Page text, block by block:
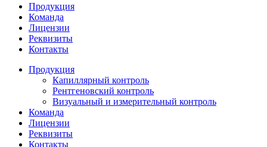
Продукция
Команда
Лицензии
Реквизиты
Контакты
Продукция
Капиллярный контроль
Рентгеновский контроль
Визуальный и измерительный контроль
Команда
Лицензии
Реквизиты
Контакты